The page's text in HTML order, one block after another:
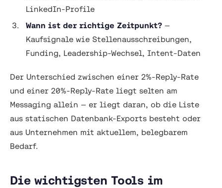
LinkedIn-Profile
Wann ist der richtige Zeitpunkt? —
Kaufsignale wie Stellenausschreibungen,
Funding, Leadership-Wechsel, Intent-Daten
Der Unterschied zwischen einer 2%-Reply-Rate
und einer 20%-Reply-Rate liegt selten am
Messaging allein — er liegt daran, ob die Liste
aus statischen Datenbank-Exports besteht oder
aus Unternehmen mit aktuellem, belegbarem
Bedarf.
Die wichtigsten Tools im